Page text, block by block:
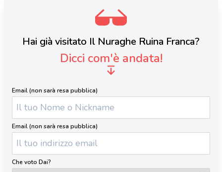
Hai già visitato Il Nuraghe Ruina Franca?
Dicci com'è andata!
Email (non sarà resa pubblica)
Email (non sarà resa pubblica)
Che voto Dai?